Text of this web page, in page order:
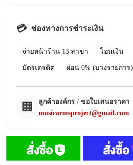
💳 ช่องทางการชำระเงิน
จ่ายหน้าร้าน 13 สาขา โอนเงิน
บัตรเครดิต ผ่อน 0% (บางรายการ)
🏢
ลูกค้าองค์กร / ขอใบเสนอราคา
musicarmsproject@gmail.com